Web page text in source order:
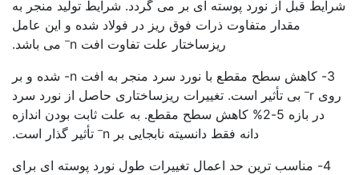
شرایط قبل از نورد پوسته ای بر می گردد. شرایط تولید منجر به
مقدار متفاوت ذرات فوق ریز در فولاد شده و این عامل
ریزساختار علت تفاوت افت n
– می باشد.
3- کاهش سطح مقطع با نورد سرد منجر به افت n- شده و بر
روی r
– بی تأثیر است. تغییرات ریزساختاری حاصل از نورد سرد
در بازه 5-2% کاهش سطح مقطع. به علت ثابت بودن اندازه
دانه فقط دانسیته نابجایی بر n
– تأثیر گذار است.
4- مناسب ترین حد اعمال تغییرات طول نورد پوسته ای برای